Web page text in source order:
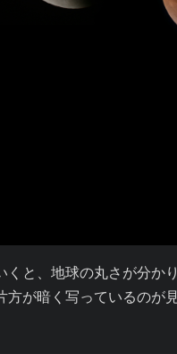
と、地球の丸さが分かり
が暗く写っているのが見